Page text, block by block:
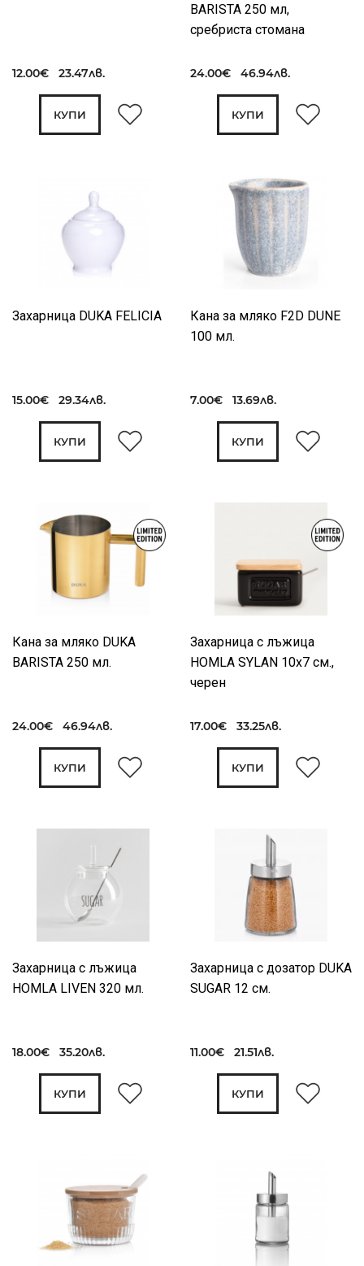
12.00€ 23.47лв.
КУПИ
BARISTA 250 мл,
сребриста стомана
24.00€ 46.94лв.
КУПИ
Захарница DUKA FELICIA
15.00€ 29.34лв.
КУПИ
Кана за мляко F2D DUNE
100 мл.
7.00€ 13.69лв.
КУПИ
Кана за мляко DUKA
BARISTA 250 мл.
24.00€ 46.94лв.
КУПИ
Захарница с лъжица
HOMLA SYLAN 10х7 см.,
черен
17.00€ 33.25лв.
КУПИ
Захарница с лъжица
HOMLA LIVEN 320 мл.
18.00€ 35.20лв.
КУПИ
Захарница с дозатор DUKA
SUGAR 12 см.
11.00€ 21.51лв.
КУПИ